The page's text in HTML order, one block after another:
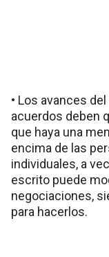
• Los avances
acuerdos deben
que haya una
encima de las
individuales, a
escrito puede
negociaciones,
para hacerlos.